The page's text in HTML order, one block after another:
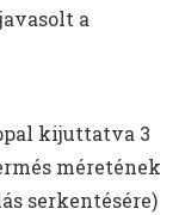
a
kijuttatva 3
méretének
serkentésére)